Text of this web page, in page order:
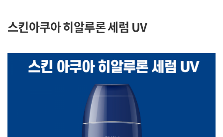
스킨아쿠아 히알루론 세럼 UV